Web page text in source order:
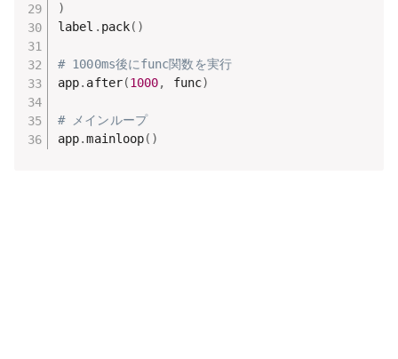
)
label . pack( )
# 1000ms後にfunc関数を実行
app. after(1000, func)
# メインループ
app.mainloop( )